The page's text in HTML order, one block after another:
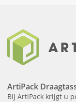
ArtiPack
Bij ArtiPack krijgt u